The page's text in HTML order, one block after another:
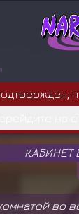
КАБИНЕТ
во